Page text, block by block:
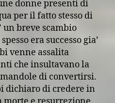
donne presenti di
per il fatto stesso di
un breve scambio
era successo gia’
venne assalita
che insultavano la
di convertirsi.
dichiaro di credere in